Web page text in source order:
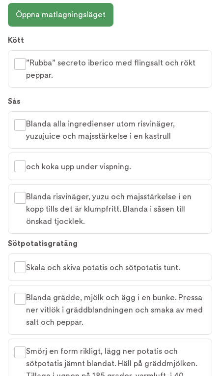
Öppna matlagningsläget
Kött
”Rubba” secreto iberico med flingsalt och rökt
peppar.
Sås
Blanda alla ingredienser utom risvinäger,
yuzujuice och majsstärkelse i en kastrull
och koka upp under vispning.
Blanda risvinäger, yuzu och majsstärkelse i en
kopp tills det är klumpfritt. Blanda i såsen till
önskad tjocklek.
Sötpotatisgratäng
Skala och skiva potatis och sötpotatis tunt.
Blanda grädde, mjölk och ägg i en bunke. Pressa
ner vitlök i gräddblandningen och smaka av med
salt och peppar.
Smörj en form rikligt, lägg ner potatis och
sötpotatis jämnt blandat. Häll på gräddmjölken.